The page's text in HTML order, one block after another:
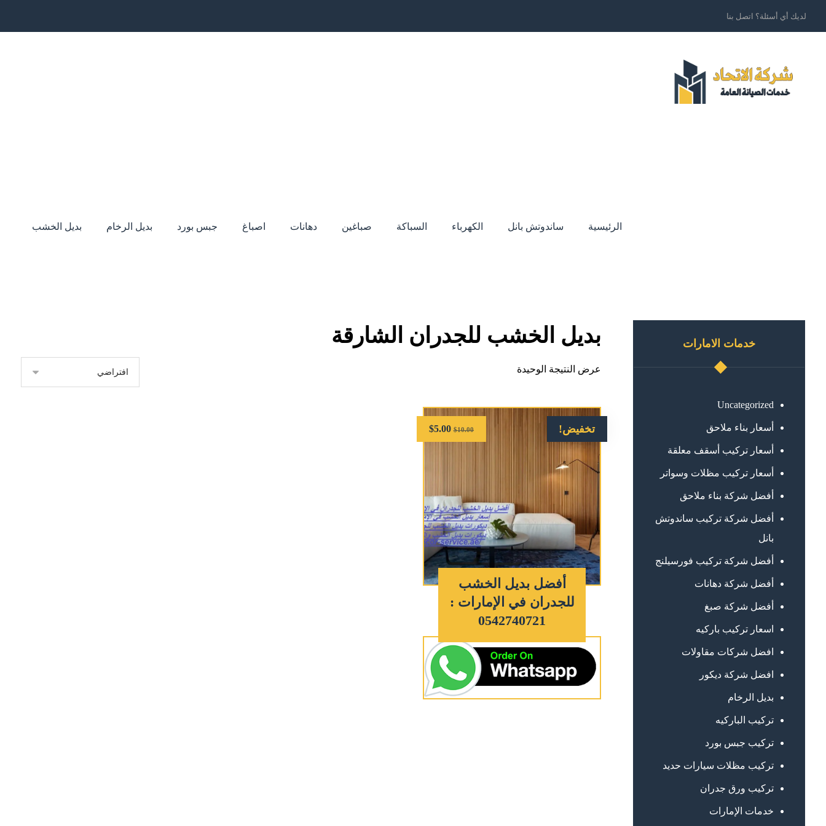
لديك أي أسئلة؟ اتصل بنا
الرئيسية ساندوتش بانل الكهرباء السباكة صباغين دهانات اصباغ جبس بورد بديل الرخام بديل الخشب
بديل الخشب للجدران الشارقة
عرض النتيجة الوحيدة
تخفيض!
أفضل بديل الخشب
للجدران في الإمارات :
0542740721
$10.00
$5.00
خدمات الامارات
Uncategorized
أسعار بناء ملاحق
أسعار تركيب أسقف معلقة
أسعار تركيب مظلات وسواتر
أفضل شركة بناء ملاحق
أفضل شركة تركيب ساندوتش
بانل
أفضل شركة تركيب فورسيلنج
أفضل شركة دهانات
أفضل شركة صبغ
اسعار تركيب باركيه
افضل شركات مقاولات
افضل شركة ديكور
بديل الرخام
تركيب الباركيه
تركيب جبس بورد
تركيب مظلات سيارات حديد
تركيب ورق جدران
خدمات الإمارات